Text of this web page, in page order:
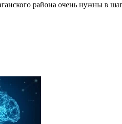
района очень нужны в